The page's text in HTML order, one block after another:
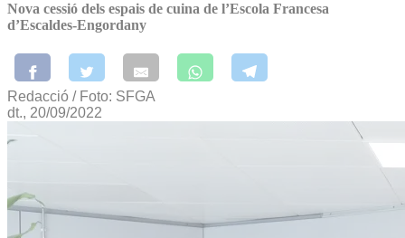
Nova cessió dels espais de cuina de l’Escola Francesa
d’Escaldes-Engordany
Redacció / Foto: SFGA
dt., 20/09/2022